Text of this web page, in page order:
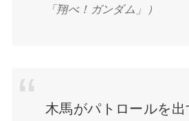
「翔べ！ガンダム」）
木馬がパトロールを